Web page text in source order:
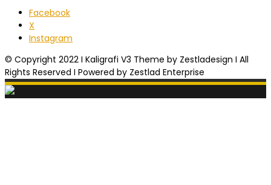
Facebook
X
Instagram
© Copyright 2022 I Kaligrafi V3 Theme by Zestladesign I All
Rights Reserved I Powered by Zestlad Enterprise